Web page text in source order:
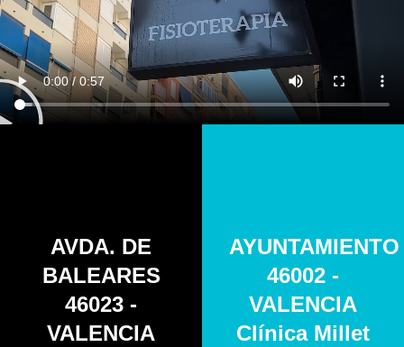
AVDA. DE
BALEARES
46023 -
VALENCIA
AYUNTAMIENTO
46002 -
VALENCIA
Clínica Millet